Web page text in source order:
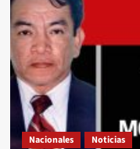
a
través
de
Visión
de
Iliana
Berenice
Durán
Espinosa///Morena
Nacionales Noticias